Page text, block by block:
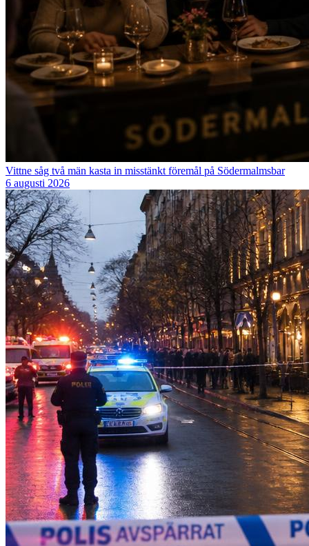
Vittne såg två män kasta in misstänkt föremål på Södermalmsbar
6 augusti 2026